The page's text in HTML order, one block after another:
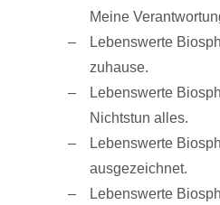
Meine
Lebenswerte
zuhause.
Lebenswerte
Nichtstun alles.
Lebenswerte
ausgezeichnet.
Lebenswerte